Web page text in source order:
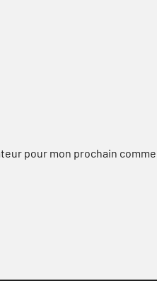
pour mon prochain